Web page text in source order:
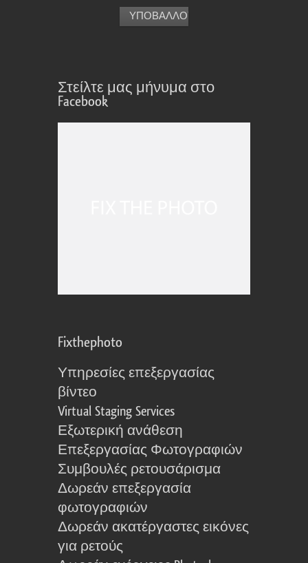
Στείλτε μας μήνυμα στο
Facebook
Fixthephoto
Υπηρεσίες επεξεργασίας
βίντεο
Virtual Staging Services
Εξωτερική ανάθεση
Επεξεργασίας Φωτογραφιών
Συμβουλές ρετουσάρισμα
Δωρεάν επεξεργασία
φωτογραφιών
Δωρεάν ακατέργαστες εικόνες
για ρετούς